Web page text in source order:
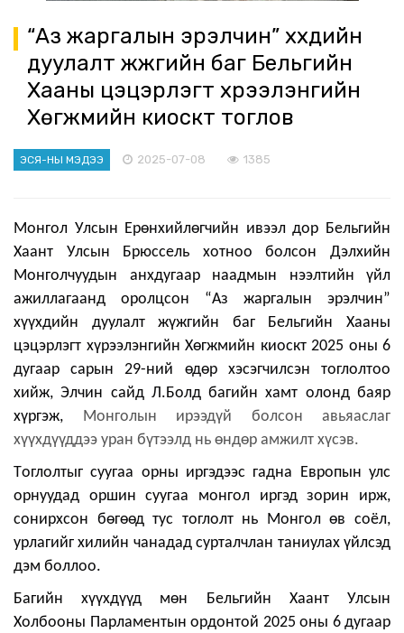
“Аз жаргалын эрэлчин” хүүхдийн
дуулалт жүжгийн баг Бельгийн
Хааны цэцэрлэгт хүрээлэнгийн
Хөгжмийн киоскт тоглов
ЭСЯ-НЫ МЭДЭЭ 2025-07-08 1385
Монгол Улсын Ерөнхийлөгчийн ивээл дор Бельгийн
Хаант Улсын Брюссель хотноо болсон Дэлхийн
Монголчуудын анхдугаар наадмын нээлтийн үйл
ажиллагаанд оролцсон “Аз жаргалын эрэлчин”
хүүхдийн дуулалт жүжгийн баг Бельгийн Хааны
цэцэрлэгт хүрээлэнгийн Хөгжмийн киоскт 2025 оны 6
дугаар сарын 29-ний өдөр хэсэгчилсэн тоглолтоо
хийж, Элчин сайд Л.Болд багийн хамт олонд баяр
хүргэж, Монголын ирээдүй болсон авьяаслаг
хүүхдүүддээ уран бүтээлд нь өндөр амжилт хүсэв.
Тоглолтыг суугаа орны иргэдээс гадна Европын улс
орнуудад оршин суугаа монгол иргэд зорин ирж,
сонирхсон бөгөөд тус тоглолт нь Монгол өв соёл,
урлагийг хилийн чанадад сурталчлан таниулах үйлсэд
дэм боллоо.
Багийн хүүхдүүд мөн Бeльгийн Хаант Улсын
Холбооны Парламентын ордонтой 2025 оны 6 дугаар